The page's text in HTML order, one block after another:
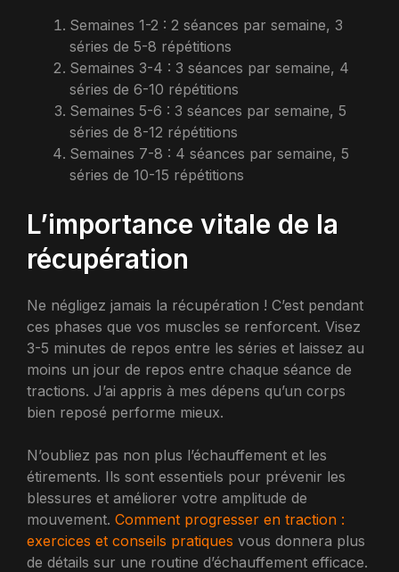
Semaines 1-2 : 2 séances par semaine, 3
séries de 5-8 répétitions
Semaines 3-4 : 3 séances par semaine, 4
séries de 6-10 répétitions
Semaines 5-6 : 3 séances par semaine, 5
séries de 8-12 répétitions
Semaines 7-8 : 4 séances par semaine, 5
séries de 10-15 répétitions
L’importance vitale de la
récupération
Ne négligez jamais la récupération ! C’est pendant
ces phases que vos muscles se renforcent. Visez
3-5 minutes de repos entre les séries et laissez au
moins un jour de repos entre chaque séance de
tractions. J’ai appris à mes dépens qu’un corps
bien reposé performe mieux.
N’oubliez pas non plus l’échauffement et les
étirements. Ils sont essentiels pour prévenir les
blessures et améliorer votre amplitude de
mouvement. Comment progresser en traction :
exercices et conseils pratiques vous donnera plus
de détails sur une routine d’échauffement efficace.